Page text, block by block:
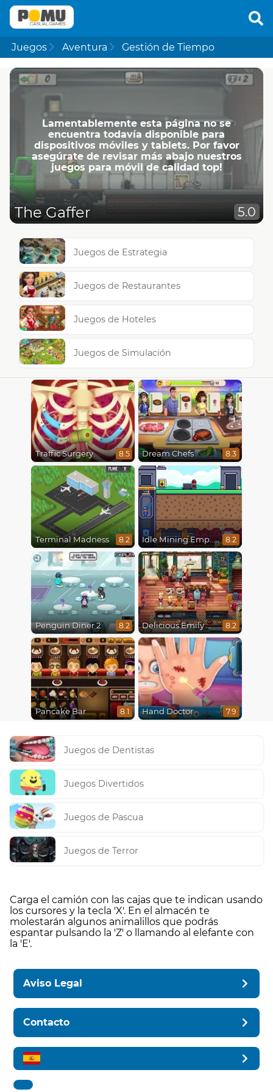
Juegos Aventura Gestión de Tiempo
Lamentablemente esta página no se
encuentra todavía disponible para
dispositivos móviles y tablets. Por favor
asegúrate de revisar más abajo nuestros
juegos para móvil de calidad top!
The Gaffer 5.0
Juegos de Estrategia
Juegos de Restaurantes
Juegos de Hoteles
Juegos de Simulación
Traffic Surgery 8.5 Dream Chefs 8.3
Terminal Madness 8.2 Idle Mining Empire 8.2
Penguin Diner 2 8.2 Delicious Emily New Beginning 8.2
Pancake Bar 8.1 Hand Doctor 7.9
Juegos de Dentistas
Juegos Divertidos
Juegos de Pascua
Juegos de Terror
Carga el camión con las cajas que te indican usando
los cursores y la tecla 'X'. En el almacén te
molestarán algunos animalillos que podrás
espantar pulsando la 'Z' o llamando al elefante con
la 'E'.
Aviso Legal
Contacto